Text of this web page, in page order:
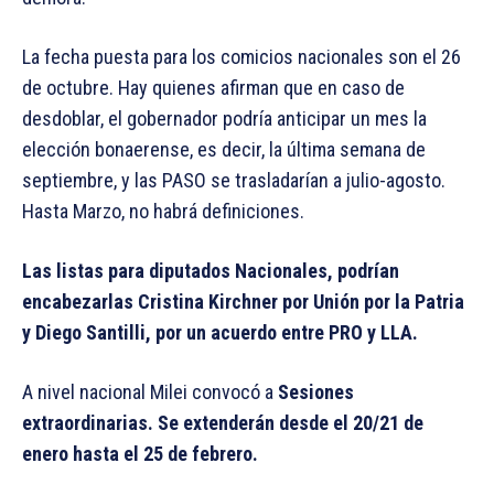
La fecha puesta para los comicios nacionales son el 26
de octubre. Hay quienes afirman que en caso de
desdoblar, el gobernador podría anticipar un mes la
elección bonaerense, es decir, la última semana de
septiembre, y las PASO se trasladarían a julio-agosto.
Hasta Marzo, no habrá definiciones.
Las listas para diputados Nacionales, podrían
encabezarlas Cristina Kirchner por Unión por la Patria
y Diego Santilli, por un acuerdo entre PRO y LLA.
A nivel nacional Milei convocó a Sesiones
extraordinarias. Se extenderán desde el 20/21 de
enero hasta el 25 de febrero.